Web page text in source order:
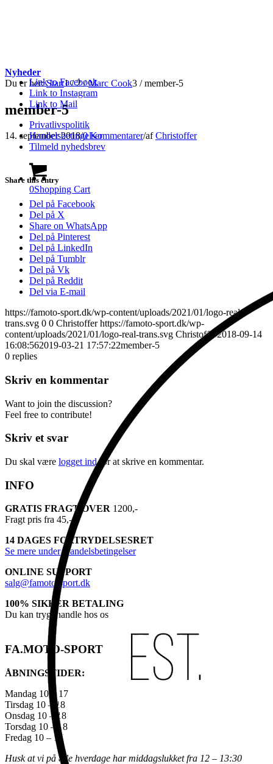
Link to Facebook
Link to Instagram
Link to Mail
Privatlivspolitik
Handelsbetingelser
Tilmeld nyhedsbrev
0Shopping Cart
Nyheder
Du er her: Start1 / 2 / Marc Cook3 / member-5
member-5
14. september 2018/0 Kommentarer/afChristoffer
Share this entry
Del på Facebook
Del på X
Share on WhatsApp
Del på Pinterest
Del på LinkedIn
Del på Tumblr
Del på Vk
Del på Reddit
Del via E-mail
https://famoto-sport.dk/wp-content/uploads/2021/01/logo-real-
trans.svg 0 0 Christoffer https://famoto-sport.dk/wp-
content/uploads/2021/01/logo-real-trans.svg Christoffer2018-09-14
16:08:562019-03-21 17:57:22member-5
0 replies
Skriv en kommentar
Want to join the discussion?
Feel free to contribute!
Skriv et svar
Du skal være logget indfor at skrive en kommentar.
INFO
GRATIS FRAGT OVER 1200,-
Fragt pris fra 45,-
14 DAGES FORTRYDELSESRET
Se mere under Handelsbetingelser
ONLINE SUPPORT
salg@famoto-sport.dk
100% SIKKER BETALING
Du kan trygt handle hos os
FA.MOTO-SPORT
ÅBNINGSTIDER:
Mandag 10 – 17
Tirsdag 10 – 18
Onsdag 10 – 18
Torsdag 10 – 18
Fredag 10 – 17
Husk at vi på alle hverdage har middagslukket fra 12 – 13:30